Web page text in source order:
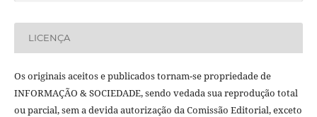
LICENÇA
Os originais aceitos e publicados tornam-se propriedade de
INFORMAÇÃO & SOCIEDADE, sendo vedada sua reprodução total
ou parcial, sem a devida autorização da Comissão Editorial, exceto